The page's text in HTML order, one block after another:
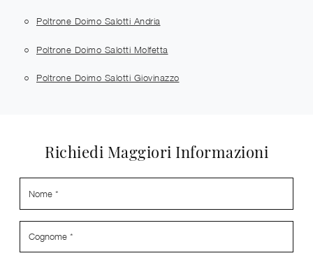
Poltrone Doimo Salotti Andria
Poltrone Doimo Salotti Molfetta
Poltrone Doimo Salotti Giovinazzo
Richiedi Maggiori Informazioni